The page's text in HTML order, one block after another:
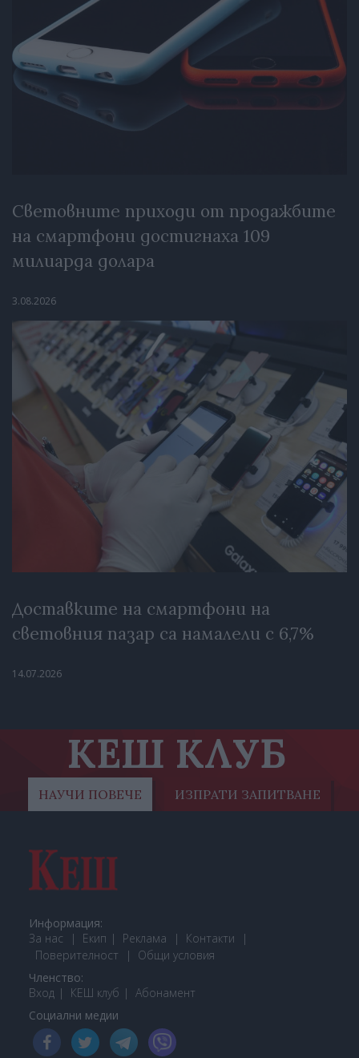
Световните приходи от продажбите
на смартфони достигнаха 109
милиарда долара
3.08.2026
Доставките на смартфони на
световния пазар са намалели с 6,7%
14.07.2026
КЕШ КЛУБ
НАУЧИ ПОВЕЧЕ ИЗПРАТИ ЗАПИТВАНЕ
Информация:
За нас
Екип Реклама
Контакти
Поверителност
Общи условия
Членство:
Вход
КЕШ клуб Абонамент
Социални медии